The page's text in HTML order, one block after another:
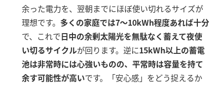
余った電力を、翌朝までにほぼ使い切れるサイズが
理想です。 多くの家庭では7～10kWh程度あれば十分
で、これで日中の余剰太陽光を無駄なく蓄えて夜使
い切るサイクルが回ります。逆に15kWh以上の蓄電
池は非常時には心強いものの、平常時は容量を持て
余す可能性が高いです。「安心感」をどう捉えるか